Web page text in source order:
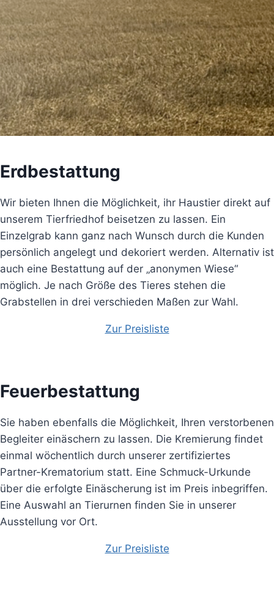
Erdbestattung
Wir bieten Ihnen die Möglichkeit, ihr Haustier direkt auf
unserem Tierfriedhof beisetzen zu lassen. Ein
Einzelgrab kann ganz nach Wunsch durch die Kunden
persönlich angelegt und dekoriert werden. Alternativ ist
auch eine Bestattung auf der „anonymen Wiese“
möglich. Je nach Größe des Tieres stehen die
Grabstellen in drei verschieden Maßen zur Wahl.
Zur Preisliste
Feuerbestattung
Sie haben ebenfalls die Möglichkeit, Ihren verstorbenen
Begleiter einäschern zu lassen. Die Kremierung findet
einmal wöchentlich durch unserer zertifiziertes
Partner-Krematorium statt. Eine Schmuck-Urkunde
über die erfolgte Einäscherung ist im Preis inbegriffen.
Eine Auswahl an Tierurnen finden Sie in unserer
Ausstellung vor Ort.
Zur Preisliste